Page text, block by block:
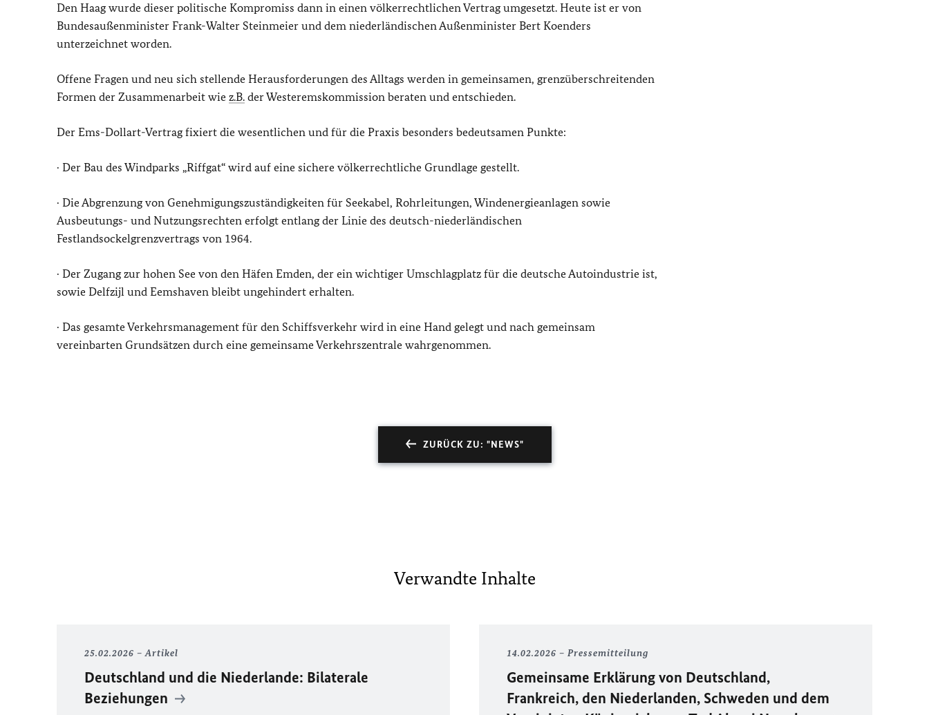
Den Haag wurde dieser politische Kompromiss dann in einen völkerrechtlichen Vertrag umgesetzt. Heute ist er von
Bundesaußenminister Frank-Walter Steinmeier und dem niederländischen Außenminister Bert Koenders
unterzeichnet worden.
Offene Fragen und neu sich stellende Herausforderungen des Alltags werden in gemeinsamen, grenzüberschreitenden
Formen der Zusammenarbeit wie z.B. der Westeremskommission beraten und entschieden.
Der Ems-Dollart-Vertrag fixiert die wesentlichen und für die Praxis besonders bedeutsamen Punkte:
· Der Bau des Windparks „Riffgat“ wird auf eine sichere völkerrechtliche Grundlage gestellt.
· Die Abgrenzung von Genehmigungszuständigkeiten für Seekabel, Rohrleitungen, Windenergieanlagen sowie
Ausbeutungs- und Nutzungsrechten erfolgt entlang der Linie des deutsch-niederländischen
Festlandsockelgrenzvertrags von 1964.
· Der Zugang zur hohen See von den Häfen Emden, der ein wichtiger Umschlagplatz für die deutsche Autoindustrie ist,
sowie Delfzijl und Eemshaven bleibt ungehindert erhalten.
· Das gesamte Verkehrsmanagement für den Schiffsverkehr wird in eine Hand gelegt und nach gemeinsam
vereinbarten Grundsätzen durch eine gemeinsame Verkehrszentrale wahrgenommen.
ZURÜCK ZU: "NEWS"
Verwandte Inhalte
25.02.2026 Artikel
Deutschland und die Niederlande: Bilaterale
Beziehungen
14.02.2026 Pressemitteilung
Gemeinsame Erklärung von Deutschland,
Frankreich, den Niederlanden, Schweden und dem